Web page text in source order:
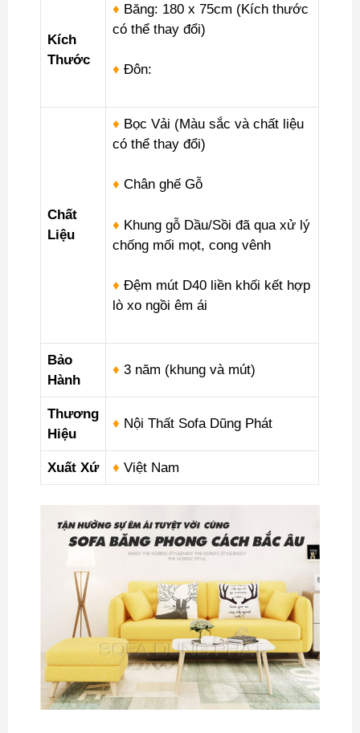
Kích
Thước
♦ Băng: 180 x 75cm (Kích thước
có thể thay đổi)
♦ Đôn:
Chất
Liệu
♦ Bọc Vải (Màu sắc và chất liệu
có thể thay đổi)
♦ Chân ghế Gỗ
♦ Khung gỗ Dầu/Sồi đã qua xử lý
chống mối mọt, cong vênh
♦ Đệm mút D40 liền khối kết hợp
lò xo ngồi êm ái
Bảo
Hành
♦ 3 năm (khung và mút)
Thương
Hiệu
♦ Nội Thất Sofa Dũng Phát
Xuất Xứ ♦ Việt Nam